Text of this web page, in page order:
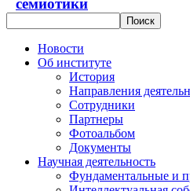
семиотики
Новости
Об институте
История
Направления
Сотрудники
Партнеры
Фотоальбом
Документы
Научная деятельность
Фундаментальные и